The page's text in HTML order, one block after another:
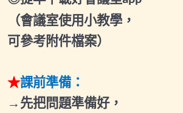
2026.04.25(六)小班輔導會議2
2026.05.08(五)小班輔導會議1
2026.06.06(六)小班輔導會議1
2026.06.19(五)小班輔導會議2
（會議室使用小教學，
可參考附件檔案）
★課前準備：
→先把問題準備好，